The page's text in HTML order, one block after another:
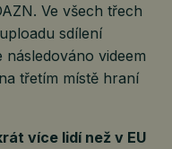
Ve všech třech
sdílení
videem
třetím místě hraní
více lidí než v EU